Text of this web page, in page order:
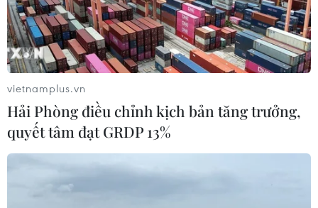
vietnamplus.vn
Hải Phòng điều chỉnh kịch bản tăng trưởng,
quyết tâm đạt GRDP 13%